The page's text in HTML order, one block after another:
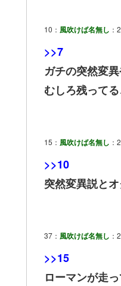
10： 風吹けば名無し
>>7
ガチの突然変
むしろ残って
15： 風吹けば名無し
>>10
突然変異説と
37： 風吹けば名無し
>>15
ローマンが走